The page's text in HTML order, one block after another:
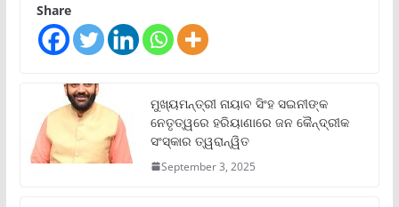
Share
ମୁଖ୍ୟମନ୍ତ୍ରୀ ନାୟାବ ସିଂହ ସଇନୀଙ୍କ
ନେତୃତ୍ୱରେ ହରିୟାଣାରେ ଜନ କୈନ୍ଦ୍ରୀକ
ସଂସ୍କାର ତ୍ୱରାନ୍ୱିତ
September 3, 2025